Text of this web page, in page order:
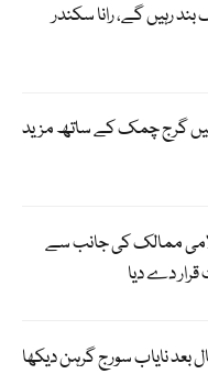
اگست تک بند رہیں گے، رانا سکندر
گرج چمک کے ساتھ مزید
ممالک کی جانب سے
قرار دے دیا
اور آئرلینڈ میں 27 سال بعد نایاب سورج گرہن دیکھا